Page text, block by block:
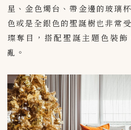
星、金色燭台、帶金邊的玻璃
色或是全銀色的聖誕樹也非常
璨奪目，搭配聖誕主題色裝
亂。